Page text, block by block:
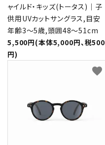
ャイルド・キッズ(トータス)｜子
供用UVカットサングラス,目安
年齢3～5歳,頭囲48～51cm
5,500円(本体5,000円、税500
円)
favorite